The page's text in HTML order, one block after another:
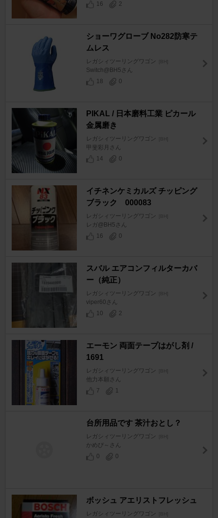
16
2
ショーワグローブ No282防寒テ
ムレス
レガシィツーリングワゴン
Switch@BH5さん
18
0
PIKAL / 日本磨料工業 ピカール
金属磨き
レガシィツーリングワゴン
甲斐彩月さん
14
0
イチネンケミカルズ チッピング
ブラック 000083
レガシィツーリングワゴン
レガ@BH5さん
16
0
スバル エアコンフィルターカバ
ー（純正）
レガシィツーリングワゴン
viper60さん
10
2
エーモン 両面テープはがし剤 /
1691
レガシィツーリングワゴン
他力本願さん
7
1
台所用品です 茶汁おとし？
レガシィツーリングワゴン
かめぴ～さん
0
0
ボッシュ アエリストフレッシュ
レガシィツーリングワゴン